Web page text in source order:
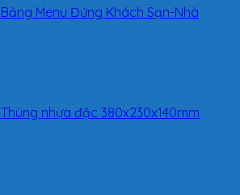
Bảng Menu Đứng Khách Sạn-Nhà
Thùng nhựa đặc 380x230x140mm